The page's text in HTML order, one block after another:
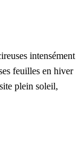
intensément
feuilles en hiver
plein soleil,